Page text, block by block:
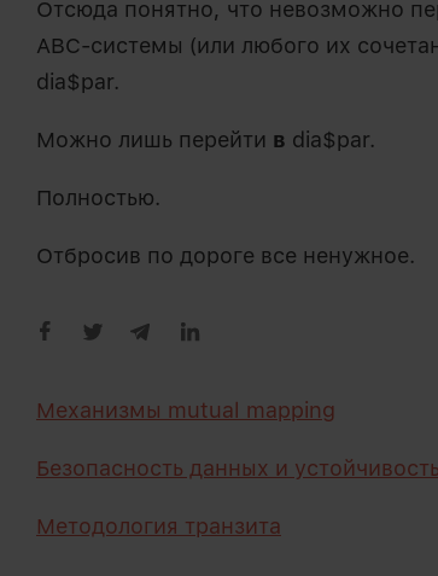
Отсюда понятно, что невозможно
ABC-системы (или любого их
dia$par.
Можно лишь перейти в dia$par.
Полностью.
Отбросив по дороге все ненужное.
Механизмы mutual mapping
Безопасность данных и
Методология транзита